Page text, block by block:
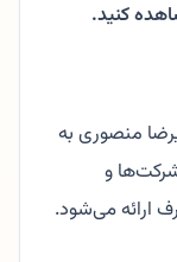
کنید.
منصوری به
و
ارائه می‌شود.